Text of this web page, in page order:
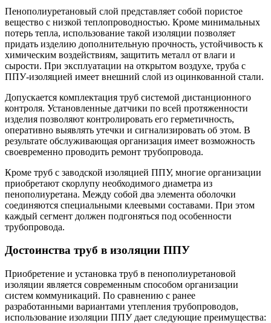
Пенополиуретановый слой представляет собой пористое
вещество с низкой теплопроводностью. Кроме минимальных
потерь тепла, использование такой изоляции позволяет
придать изделию дополнительную прочность, устойчивость к
химическим воздействиям, защитить металл от влаги и
сырости. При эксплуатации на открытом воздухе, труба с
ППУ-изоляцией имеет внешний слой из оцинкованной стали.
Допускается комплектация труб системой дистанционного
контроля. Установленные датчики по всей протяженности
изделия позволяют контролировать его герметичность,
оперативно выявлять утечки и сигнализировать об этом. В
результате обслуживающая организация имеет возможность
своевременно проводить ремонт трубопровода.
Кроме труб с заводской изоляцией ППУ, многие организации
приобретают скорлупу необходимого диаметра из
пенополиуретана. Между собой два элемента оболочки
соединяются специальными клеевыми составами. При этом
каждый сегмент должен подгоняться под особенности
трубопровода.
Достоинства труб в изоляции ППУ
Приобретение и установка труб в пенополиуретановой
изоляции является современным способом организации
систем коммуникаций. По сравнению с ранее
разработанными вариантами утепления трубопроводов,
использование изоляции ППУ дает следующие преимущества: